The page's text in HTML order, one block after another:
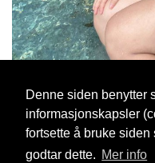
Denne siden benytter
informasjonskapsler
fortsette å bruke
godtar dette. Mer info
Effa 1 Aug, 2024
Blogg Support Kontakt oss